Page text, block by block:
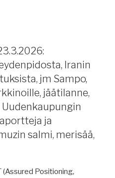
Iranin
jm Sampo,
jäätilanne,
Uudenkaupungin
ja
salmi, merisää,
Positioning,